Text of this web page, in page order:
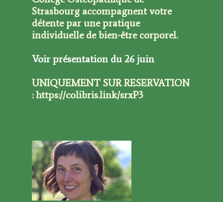
Strasbourg accompagnent votre
détente par une pratique
individuelle de bien-être corporel.
Voir présentation du 26 juin
UNIQUEMENT SUR RESERVATION
:https://colibris.link/srxP3